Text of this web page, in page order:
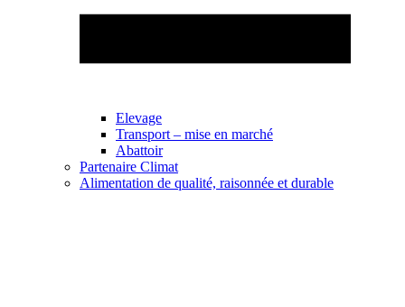
Elevage
Transport – mise en marché
Abattoir
Partenaire Climat
Alimentation de qualité, raisonnée et durable